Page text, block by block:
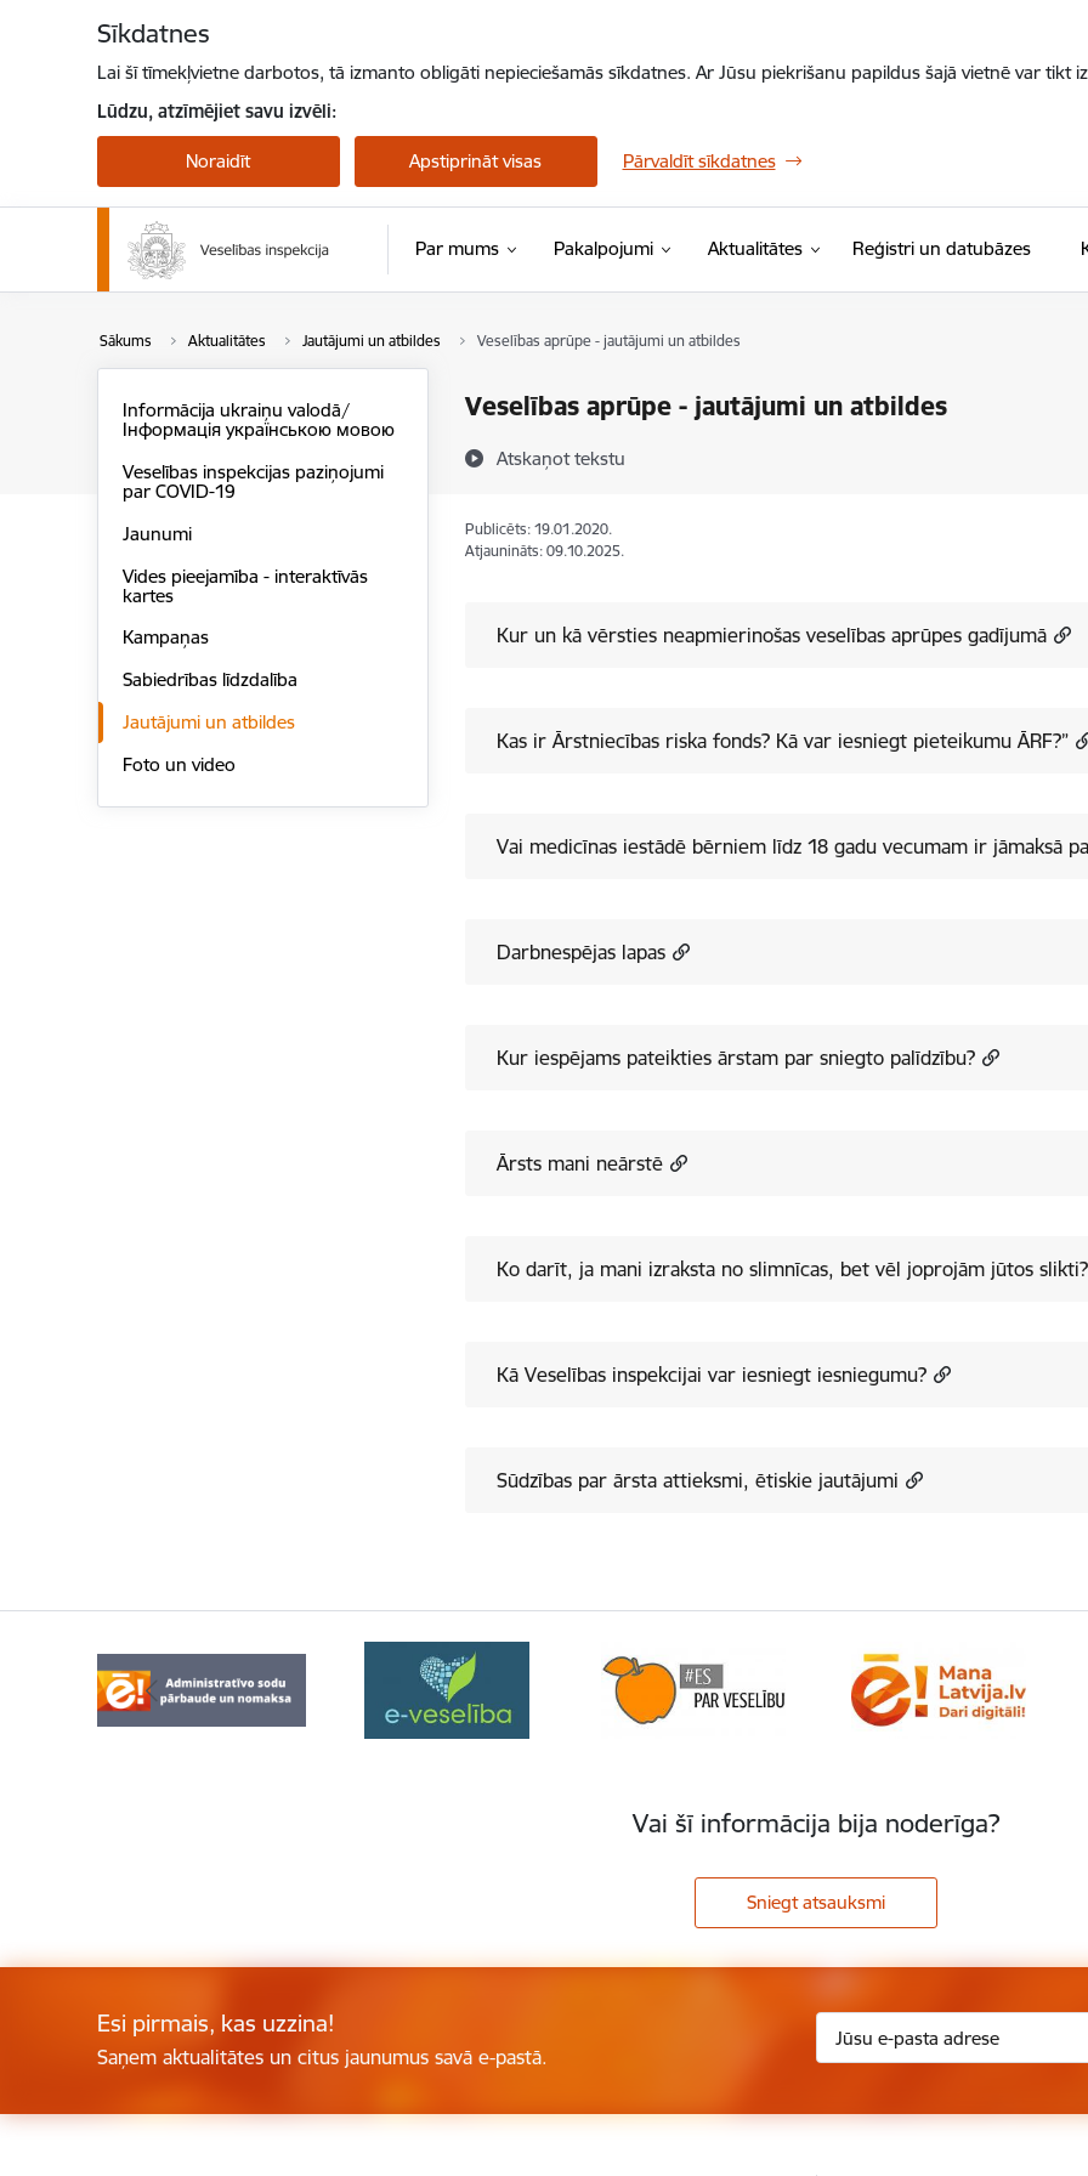
Sīkdatnes
Lai šī tīmekļvietne darbotos, tā izmanto obligāti nepieciešamās sīkdatnes. Ar Jūsu piekrišanu papildus šajā vietnē var tikt
Lūdzu, atzīmējiet savu izvēli:
Noraidīt Apstiprināt visas Pārvaldīt sīkdatnes
Par mums Pakalpojumi Aktualitātes Reģistri un datubāzes
Sākums Aktualitātes Jautājumi un atbildes Veselības aprūpe - jautājumi un atbildes
Veselības aprūpe - jautājumi un atbildes
Atskaņot tekstu
Informācija ukraiņu valodā/
Інформація українською мовою
Veselības inspekcijas paziņojumi
par COVID-19
Jaunumi
Vides pieejamība - interaktīvās
kartes
Kampaņas
Sabiedrības līdzdalība
Jautājumi un atbildes
Foto un video
Publicēts: 19.01.2020.
Atjaunināts: 09.10.2025.
Kur un kā vērsties neapmierinošas veselības aprūpes gadījumā
Kas ir Ārstniecības riska fonds? Kā var iesniegt pieteikumu ĀRF?”
Vai medicīnas iestādē bērniem līdz 18 gadu vecumam ir jāmaksā
Darbnespējas lapas
Kur iespējams pateikties ārstam par sniegto palīdzību?
Ārsts mani neārstē
Ko darīt, ja mani izraksta no slimnīcas, bet vēl joprojām jūtos slikti?
Kā Veselības inspekcijai var iesniegt iesniegumu?
Sūdzības par ārsta attieksmi, ētiskie jautājumi
Vai šī informācija bija noderīga?
Sniegt atsauksmi
Esi pirmais, kas uzzina!
Saņem aktualitātes un citus jaunumus savā e-pastā.